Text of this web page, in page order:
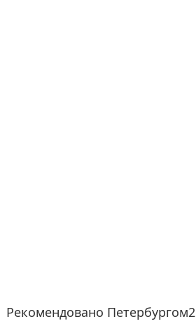
Рекомендовано Петербургом2